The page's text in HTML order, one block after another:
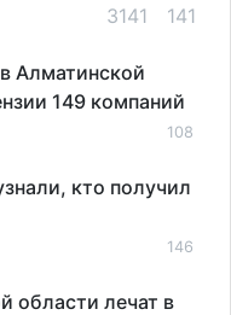
3141 141
Алматинской
149 компаний
108
кто получил
146
области лечат в